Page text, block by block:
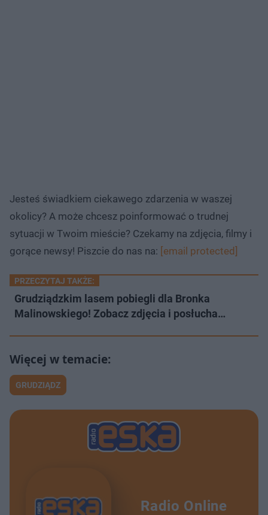
Jesteś świadkiem ciekawego zdarzenia w waszej
okolicy? A może chcesz poinformować o trudnej
sytuacji w Twoim mieście? Czekamy na zdjęcia, filmy i
gorące newsy! Piszcie do nas na: [email protected]
PRZECZYTAJ TAKŻE:
Grudziądzkim lasem pobiegli dla Bronka
Malinowskiego! Zobacz zdjęcia i posłucha…
GRUDZIĄDZ
Radio Online